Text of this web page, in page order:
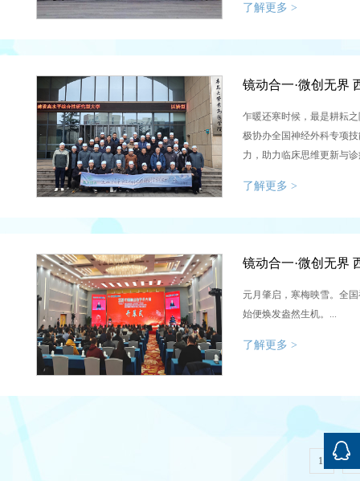
了解更多 >
镜动合一·微创无界
乍暖还寒时候，最是耕耘
极协办全国神经外科专项
力，助力临床思维更新与
了解更多 >
元月肇启，寒梅映雪。全
始便焕发盎然生机。...
了解更多 >
1